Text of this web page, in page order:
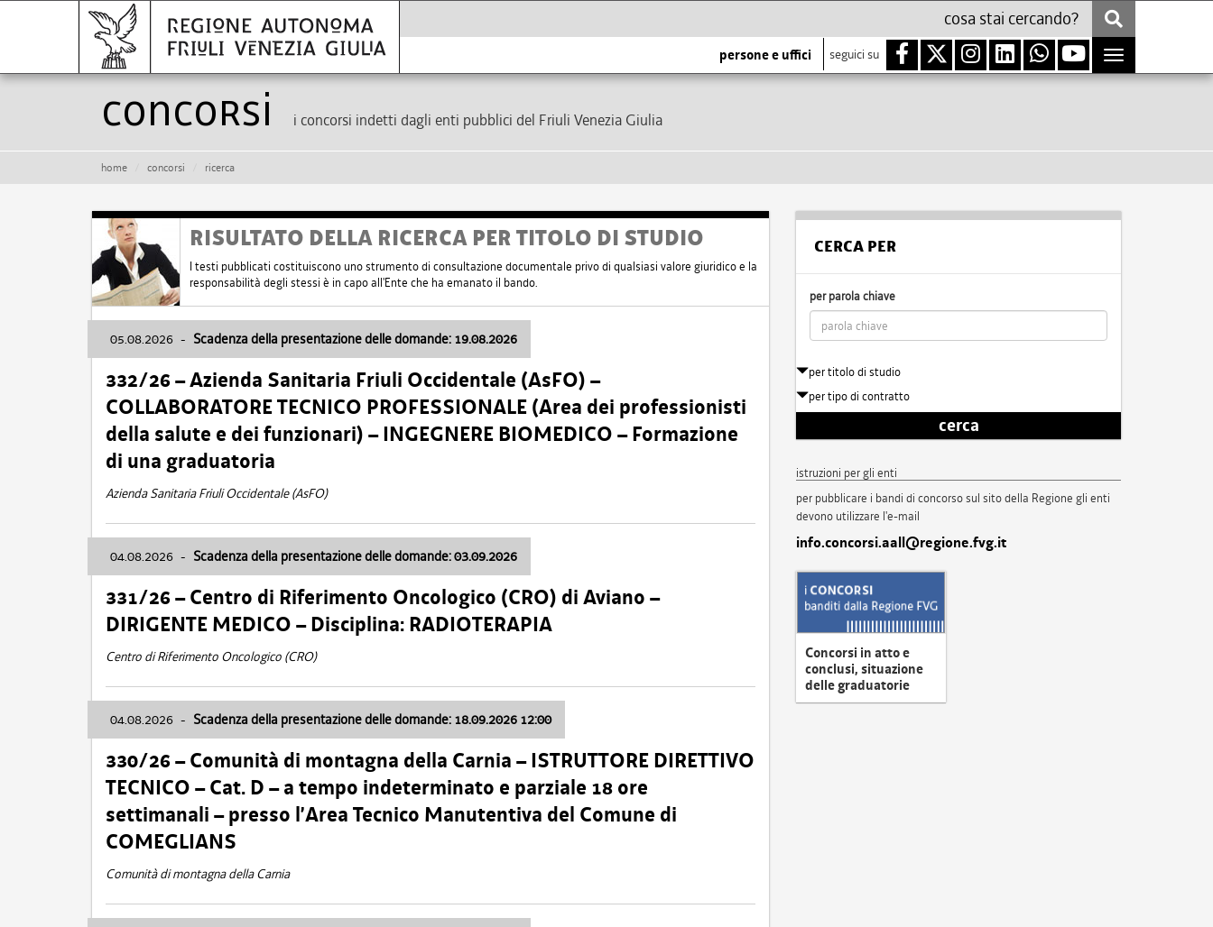
persone e uffici seguici su
Toggle
navigation
Concorsi i concorsi indetti dagli enti pubblici del Friuli Venezia Giulia
home concorsi ricerca
RISULTATO DELLA RICERCA PER TITOLO DI STUDIO
I testi pubblicati costituiscono uno strumento di consultazione documentale privo di qualsiasi valore giuridico e la
responsabilità degli stessi è in capo all'Ente che ha emanato il bando.
05.08.2026 - Scadenza della presentazione delle domande: 19.08.2026
332/26 – Azienda Sanitaria Friuli Occidentale (AsFO) –
COLLABORATORE TECNICO PROFESSIONALE (Area dei professionisti
della salute e dei funzionari) – INGEGNERE BIOMEDICO – Formazione
di una graduatoria
Azienda Sanitaria Friuli Occidentale (AsFO)
04.08.2026 - Scadenza della presentazione delle domande: 03.09.2026
331/26 – Centro di Riferimento Oncologico (CRO) di Aviano –
DIRIGENTE MEDICO – Disciplina: RADIOTERAPIA
Centro di Riferimento Oncologico (CRO)
04.08.2026 - Scadenza della presentazione delle domande: 18.09.2026 12:00
330/26 – Comunità di montagna della Carnia – ISTRUTTORE DIRETTIVO
TECNICO – Cat. D – a tempo indeterminato e parziale 18 ore
settimanali – presso l’Area Tecnico Manutentiva del Comune di
COMEGLIANS
Comunità di montagna della Carnia
CERCA PER
per parola chiave
per titolo di studio
per tipo di contratto
cerca
istruzioni per gli enti
per pubblicare i bandi di concorso sul sito della Regione gli enti
devono utilizzare l'e-mail
info.concorsi.aall@regione.fvg.it
Concorsi in atto e
conclusi, situazione
delle graduatorie